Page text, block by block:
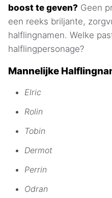
boost te geven? Geen
een reeks briljante,
halflingnamen. Welke
halflingpersonage?
Mannelijke
Elric
Rolin
Tobin
Dermot
Perrin
Odran